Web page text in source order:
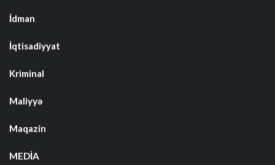
İdman
İqtisadiyyat
Kriminal
Maliyyə
Maqazin
MEDİA